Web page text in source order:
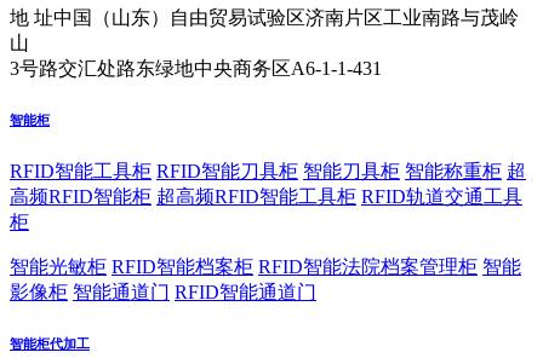
地 址中国（山东）自由贸易试验区济南片区工业南路与茂岭
山
3号路交汇处路东绿地中央商务区A6-1-1-431
智能柜
RFID智能工具柜 RFID智能刀具柜 智能刀具柜 智能称重柜 超
高频RFID智能柜 超高频RFID智能工具柜 RFID轨道交通工具
柜
智能光敏柜 RFID智能档案柜 RFID智能法院档案管理柜 智能
影像柜 智能通道门 RFID智能通道门
智能柜代加工